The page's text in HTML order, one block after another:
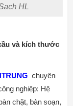
HL
và kích thước
chuyên
nghiệp: Hệ
chặt, bàn soạn,